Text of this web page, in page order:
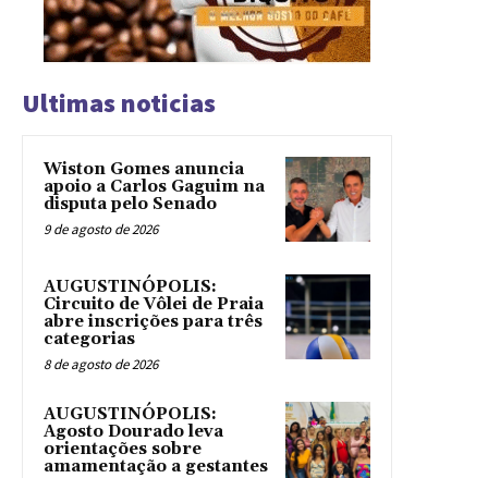
Ultimas noticias
Wiston Gomes anuncia
apoio a Carlos Gaguim na
disputa pelo Senado
9 de agosto de 2026
AUGUSTINÓPOLIS:
Circuito de Vôlei de Praia
abre inscrições para três
categorias
8 de agosto de 2026
AUGUSTINÓPOLIS:
Agosto Dourado leva
orientações sobre
amamentação a gestantes